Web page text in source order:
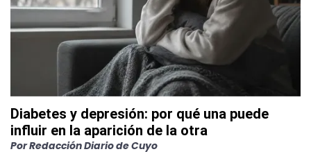
Diabetes y depresión: por qué una puede
influir en la aparición de la otra
PorRedacción Diario de Cuyo